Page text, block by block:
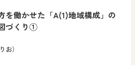
を働かせた「A(1)地域構成」の
づくり①
）